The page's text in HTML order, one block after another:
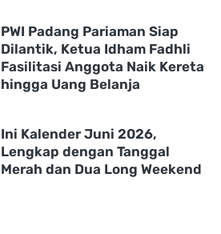
PWI Padang Pariaman Siap
Dilantik, Ketua Idham Fadhli
Fasilitasi Anggota Naik Kereta
hingga Uang Belanja
Ini Kalender Juni 2026,
Lengkap dengan Tanggal
Merah dan Dua Long Weekend